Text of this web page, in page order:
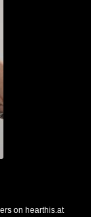
on hearthis.at